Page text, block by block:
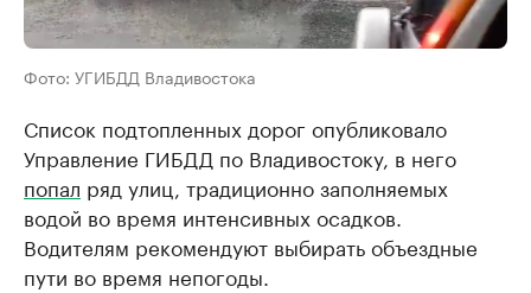
Фото: УГИБДД Владивостока
Список подтопленных дорог опубликовало
Управление ГИБДД по Владивостоку, в него
попал ряд улиц, традиционно заполняемых
водой во время интенсивных осадков.
Водителям рекомендуют выбирать объездные
пути во время непогоды.